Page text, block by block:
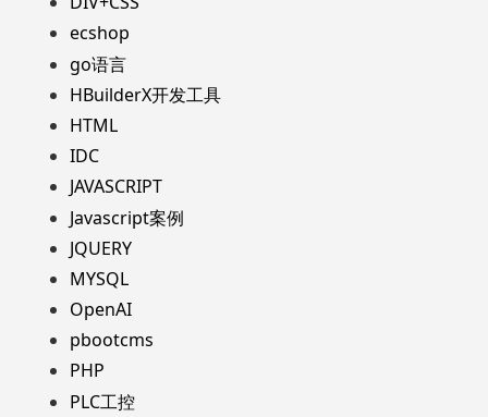
ecshop
go语言
HBuilderX开发工具
HTML
IDC
JAVASCRIPT
Javascript案例
JQUERY
MYSQL
OpenAI
pbootcms
PHP
PLC工控